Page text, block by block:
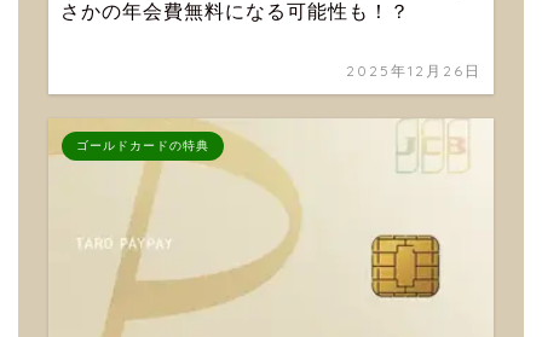
さかの年会費無料になる可能性も！？
2025年12月26日
ゴールドカードの特典